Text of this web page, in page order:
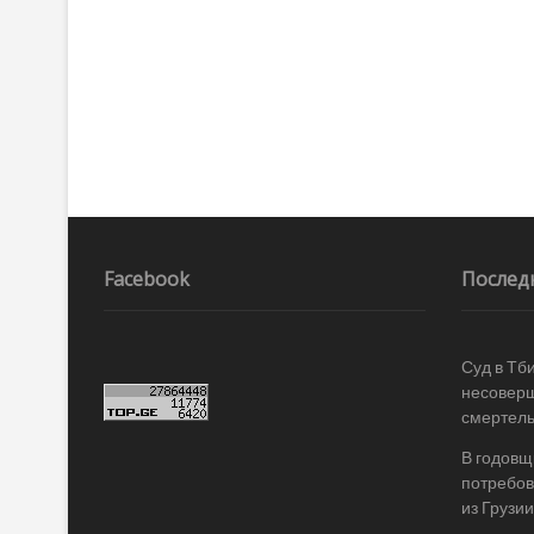
Facebook
Суд в
В
из Грузии